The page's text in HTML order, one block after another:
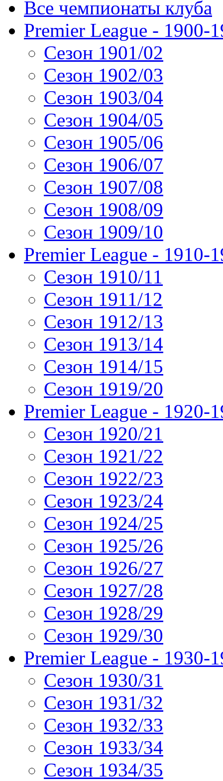
Все чемпионаты клуба
Premier League - 1900-
Сезон 1901/02
Сезон 1902/03
Сезон 1903/04
Сезон 1904/05
Сезон 1905/06
Сезон 1906/07
Сезон 1907/08
Сезон 1908/09
Сезон 1909/10
Premier League - 1910-
Сезон 1910/11
Сезон 1911/12
Сезон 1912/13
Сезон 1913/14
Сезон 1914/15
Сезон 1919/20
Premier League - 1920-
Сезон 1920/21
Сезон 1921/22
Сезон 1922/23
Сезон 1923/24
Сезон 1924/25
Сезон 1925/26
Сезон 1926/27
Сезон 1927/28
Сезон 1928/29
Сезон 1929/30
Premier League - 1930-
Сезон 1930/31
Сезон 1931/32
Сезон 1932/33
Сезон 1933/34
Сезон 1934/35